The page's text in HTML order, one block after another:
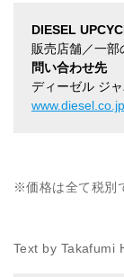
DIESEL
販売店舗／一
問い合わせ先
ディーゼル ジ
www.diesel.co.jp
※価格は全て税別
Text by Takafumi